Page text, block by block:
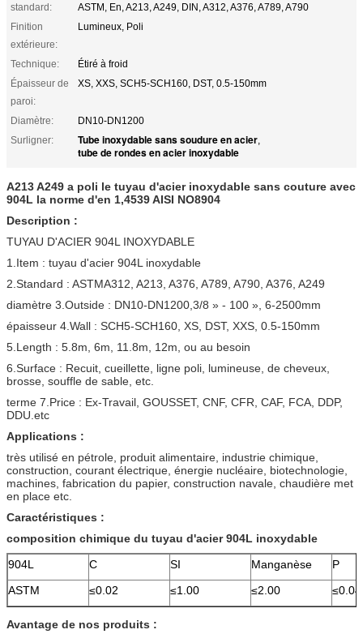
standard:
ASTM, En, A213, A249, DIN, A312, A376, A789, A790
Finition
extérieure:
Lumineux, Poli
Technique:
Étiré à froid
Épaisseur de
paroi:
XS, XXS, SCH5-SCH160, DST, 0.5-150mm
Diamètre:
DN10-DN1200
Surligner:
Tube inoxydable sans soudure en acier,
tube de rondes en acier inoxydable
A213 A249 a poli le tuyau d'acier inoxydable sans couture avec
904L la norme d'en 1,4539 AISI NO8904
Description :
TUYAU D'ACIER 904L INOXYDABLE
1.Item : tuyau d'acier 904L inoxydable
2.Standard : ASTMA312, A213, A376, A789, A790, A376, A249
diamètre 3.Outside : DN10-DN1200,3/8 » - 100 », 6-2500mm
épaisseur 4.Wall : SCH5-SCH160, XS, DST, XXS, 0.5-150mm
5.Length : 5.8m, 6m, 11.8m, 12m, ou au besoin
6.Surface : Recuit, cueillette, ligne poli, lumineuse, de cheveux,
brosse, souffle de sable, etc.
terme 7.Price : Ex-Travail, GOUSSET, CNF, CFR, CAF, FCA, DDP,
DDU.etc
Applications :
très utilisé en pétrole, produit alimentaire, industrie chimique,
construction, courant électrique, énergie nucléaire, biotechnologie,
machines, fabrication du papier, construction navale, chaudière met
en place etc.
Caractéristiques :
composition chimique du tuyau d'acier 904L inoxydable
904L
C SI Manganèse
P
ASTM
≤0.02 ≤1.00 ≤2.00
Avantage de nos produits :